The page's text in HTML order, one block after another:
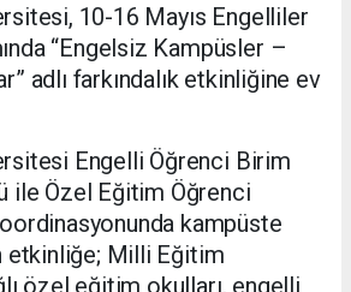
10-16 Mayıs Engelliler
“Engelsiz Kampüsler –
adlı farkındalık etkinliğine ev
Engelli Öğrenci Birim
ile Özel Eğitim Öğrenci
kampüste
Milli Eğitim
özel eğitim okulları, engelli